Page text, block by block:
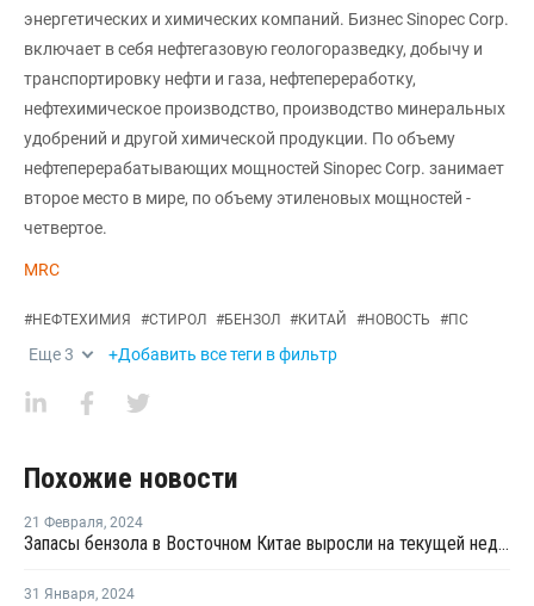
энергетических и химических компаний. Бизнес Sinopec Corp.
включает в себя нефтегазовую геологоразведку, добычу и
транспортировку нефти и газа, нефтепереработку,
нефтехимическое производство, производство минеральных
удобрений и другой химической продукции. По объему
нефтеперерабатывающих мощностей Sinopec Corp. занимает
второе место в мире, по объему этиленовых мощностей -
четвертое.
MRC
#НЕФТЕХИМИЯ #СТИРОЛ #БЕНЗОЛ #КИТАЙ #НОВОСТЬ #ПС
Еще3 +Добавить все теги в фильтр
Похожие новости
21 Февраля, 2024
Запасы бензола в Восточном Китае выросли на текущей неделе
31 Января, 2024